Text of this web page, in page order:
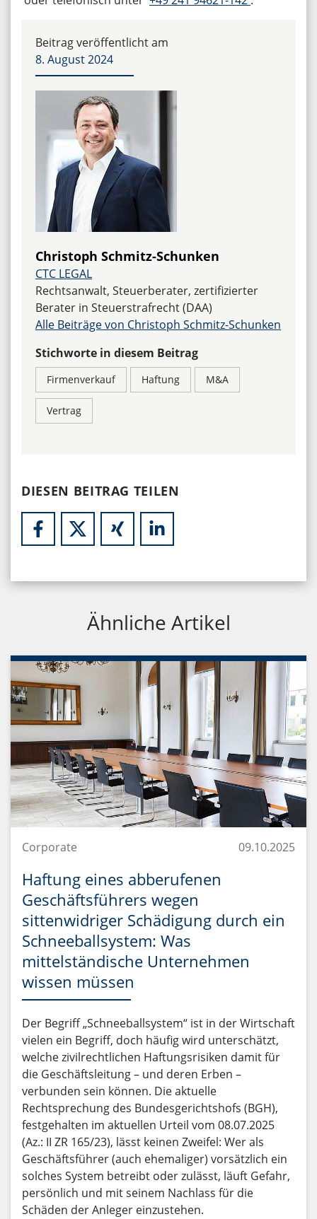
Beitrag veröffentlicht am
8. August 2024
Christoph Schmitz-Schunken
CTC LEGAL
Rechtsanwalt, Steuerberater, zertifizierter
Berater in Steuerstrafrecht (DAA)
Alle Beiträge von Christoph Schmitz-Schunken
Stichworte in diesem Beitrag
Firmenverkauf Haftung M&A
Vertrag
DIESEN BEITRAG TEILEN
Ähnliche Artikel
Corporate 09.10.2025
Haftung eines abberufenen
Geschäftsführers wegen
sittenwidriger Schädigung durch ein
Schneeballsystem: Was
mittelständische Unternehmen
wissen müssen
Der Begriff „Schneeballsystem“ ist in der Wirtschaft
vielen ein Begriff, doch häufig wird unterschätzt,
welche zivilrechtlichen Haftungsrisiken damit für
die Geschäftsleitung – und deren Erben –
verbunden sein können. Die aktuelle
Rechtsprechung des Bundesgerichtshofs (BGH),
festgehalten im aktuellen Urteil vom 08.07.2025
(Az.: II ZR 165/23), lässt keinen Zweifel: Wer als
Geschäftsführer (auch ehemaliger) vorsätzlich ein
solches System betreibt oder zulässt, läuft Gefahr,
persönlich und mit seinem Nachlass für die
Schäden der Anleger einzustehen.